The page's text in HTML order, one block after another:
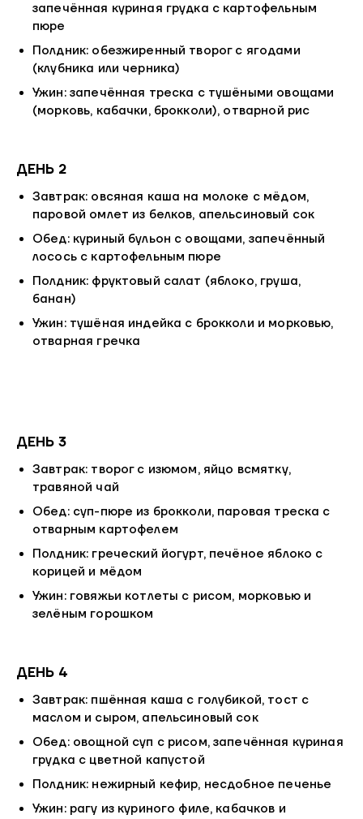
запечённая куриная грудка с картофельным
пюре
Полдник: обезжиренный творог с ягодами
(клубника или черника)
Ужин: запечённая треска с тушёными овощами
(морковь, кабачки, брокколи), отварной рис
ДЕНЬ 2
Завтрак: овсяная каша на молоке с мёдом,
паровой омлет из белков, апельсиновый сок
Обед: куриный бульон с овощами, запечённый
лосось с картофельным пюре
Полдник: фруктовый салат (яблоко, груша,
банан)
Ужин: тушёная индейка с брокколи и морковью,
отварная гречка
ДЕНЬ 3
Завтрак: творог с изюмом, яйцо всмятку,
травяной чай
Обед: суп-пюре из брокколи, паровая треска с
отварным картофелем
Полдник: греческий йогурт, печёное яблоко с
корицей и мёдом
Ужин: говяжьи котлеты с рисом, морковью и
зелёным горошком
ДЕНЬ 4
Завтрак: пшённая каша с голубикой, тост с
маслом и сыром, апельсиновый сок
Обед: овощной суп с рисом, запечённая куриная
грудка с цветной капустой
Полдник: нежирный кефир, несдобное печенье
Ужин: рагу из куриного филе, кабачков и